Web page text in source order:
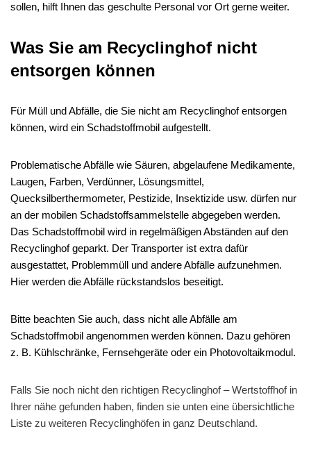
sollen, hilft Ihnen das geschulte Personal vor Ort gerne weiter.
Was Sie am Recyclinghof nicht
entsorgen können
Für Müll und Abfälle, die Sie nicht am Recyclinghof entsorgen
können, wird ein Schadstoffmobil aufgestellt.
Problematische Abfälle wie Säuren, abgelaufene Medikamente,
Laugen, Farben, Verdünner, Lösungsmittel,
Quecksilberthermometer, Pestizide, Insektizide usw. dürfen nur
an der mobilen Schadstoffsammelstelle abgegeben werden.
Das Schadstoffmobil wird in regelmäßigen Abständen auf den
Recyclinghof geparkt. Der Transporter ist extra dafür
ausgestattet, Problemmüll und andere Abfälle aufzunehmen.
Hier werden die Abfälle rückstandslos beseitigt.
Bitte beachten Sie auch, dass nicht alle Abfälle am
Schadstoffmobil angenommen werden können. Dazu gehören
z. B. Kühlschränke, Fernsehgeräte oder ein Photovoltaikmodul.
Falls Sie noch nicht den richtigen Recyclinghof – Wertstoffhof in
Ihrer nähe gefunden haben, finden sie unten eine übersichtliche
Liste zu weiteren Recyclinghöfen in ganz Deutschland.